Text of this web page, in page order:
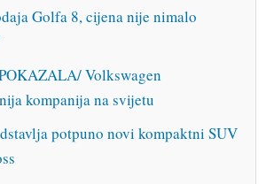
Golfa 8, cijena nije nimalo
Volkswagen
kompanija na svijetu
potpuno novi kompaktni SUV